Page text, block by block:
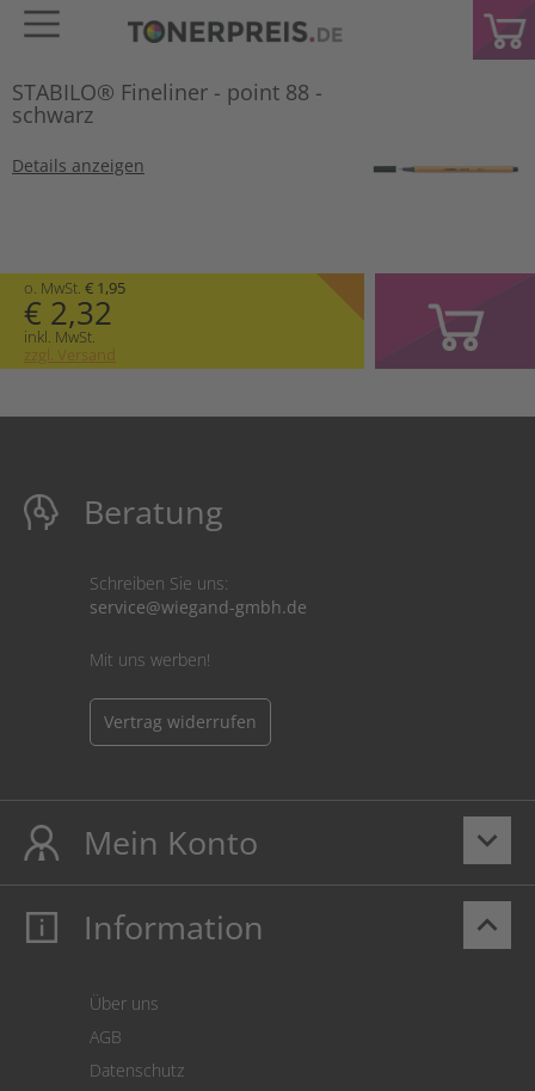
STABILO® Fineliner - point 88 -
schwarz
Details anzeigen
o. MwSt. € 1,95
€ 2,32
inkl. MwSt.
zzgl. Versand
Beratung
Schreiben Sie uns:
service@wiegand-gmbh.de
Mit uns werben!
Vertrag widerrufen
keyboard_arrow_down
Mein Konto
Mein Konto
keyboard_arrow_up
Information
Über uns
AGB
Datenschutz